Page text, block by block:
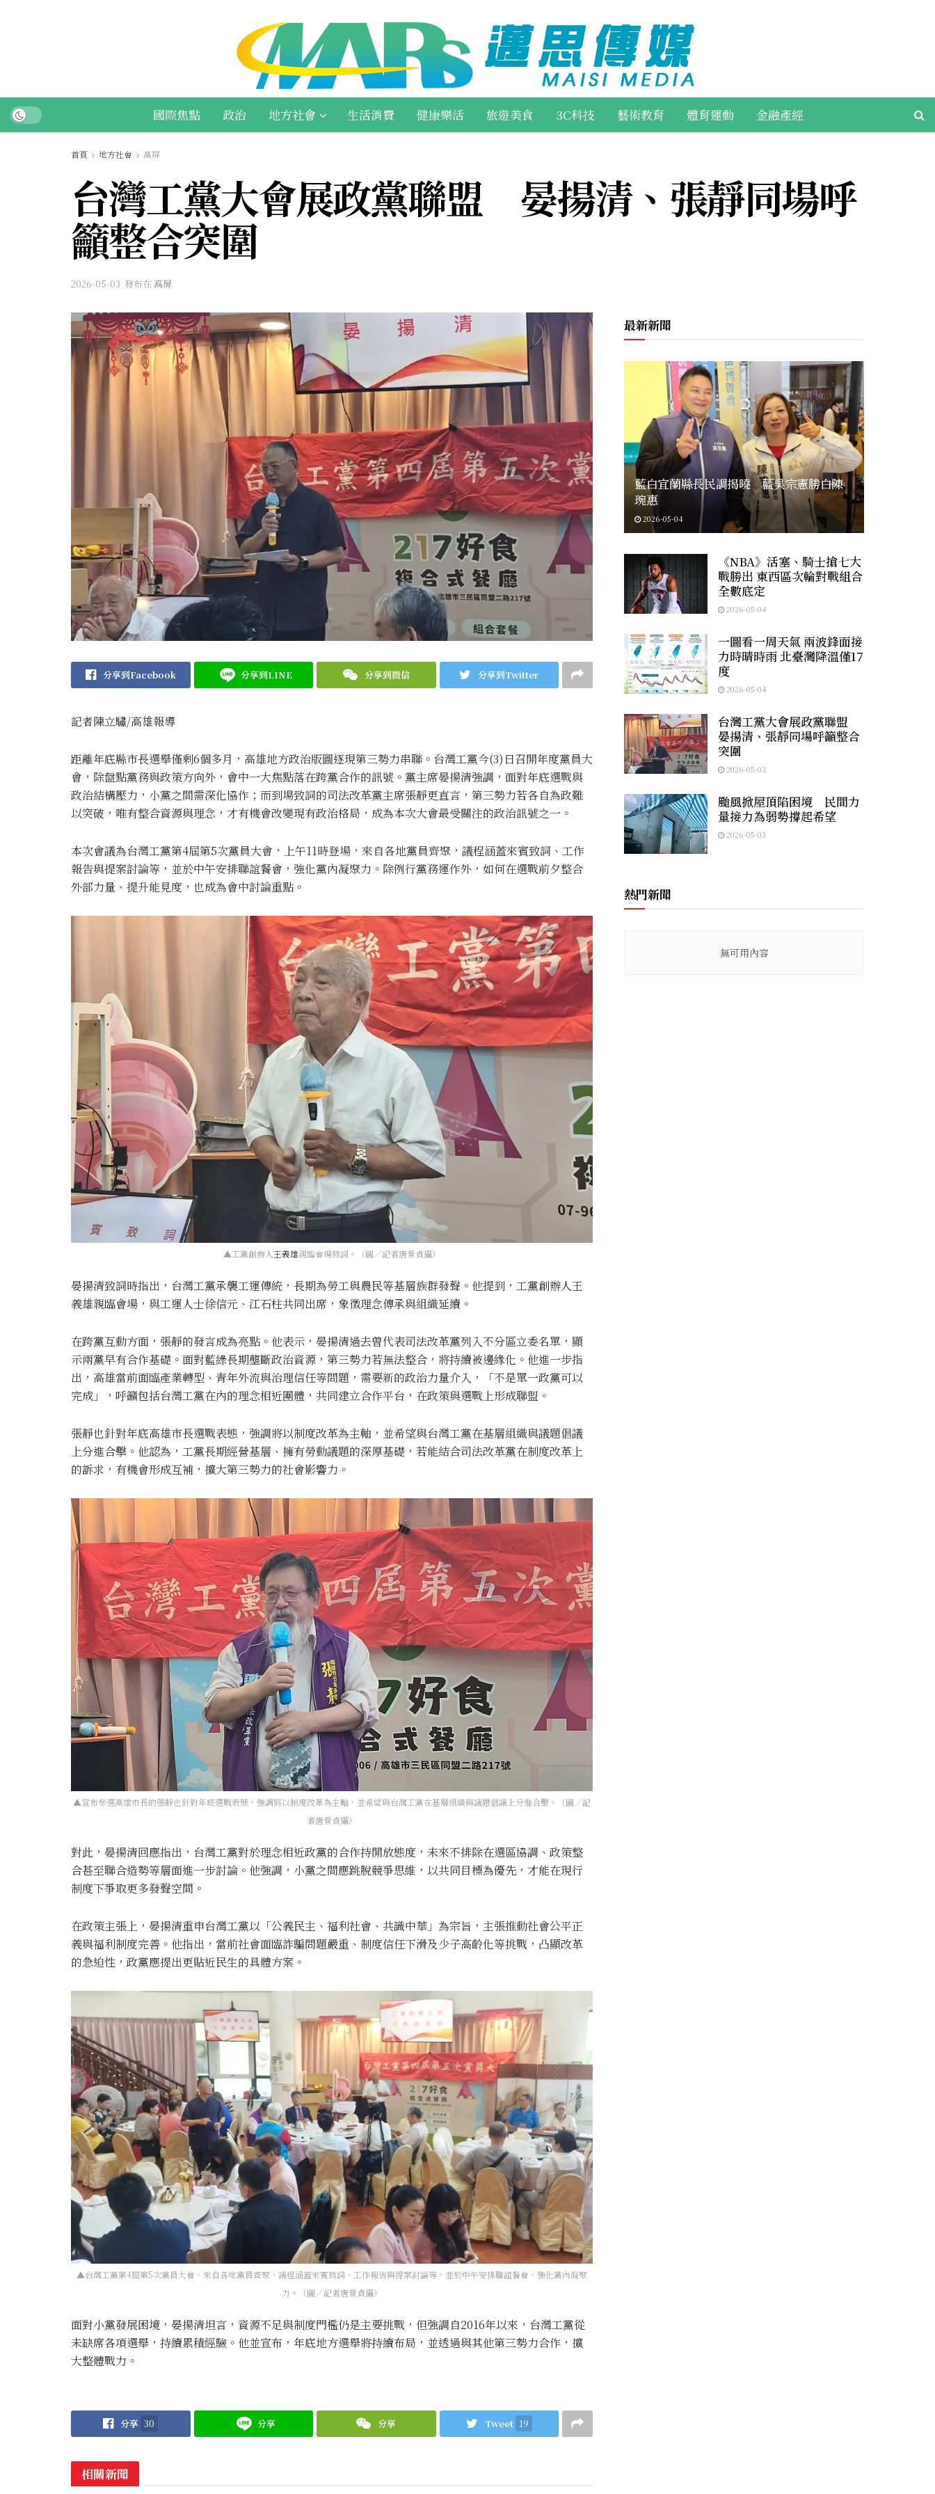
國際焦點 政治 地方社會 生活消費 健康樂活 旅遊美食 3C科技 藝術教育 體育運動 金融產經
首頁 地方社會 高屏
台灣工黨大會展政黨聯盟 晏揚清、張靜同場呼
籲整合突圍
2026-05-03 發布在 高屏
分享到Facebook 分享到LINE 分享到微信 分享到Twitter
記者陳立驌/高雄報導
距離年底縣市長選舉僅剩6個多月，高雄地方政治版圖逐現第三勢力串聯。台灣工黨今(3)日召開年度黨員大
會，除盤點黨務與政策方向外，會中一大焦點落在跨黨合作的訊號。黨主席晏揚清強調，面對年底選戰與
政治結構壓力，小黨之間需深化協作；而到場致詞的司法改革黨主席張靜更直言，第三勢力若各自為政難
以突破，唯有整合資源與理念，才有機會改變現有政治格局，成為本次大會最受關注的政治訊號之一。
本次會議為台灣工黨第4屆第5次黨員大會，上午11時登場，來自各地黨員齊聚，議程涵蓋來賓致詞、工作
報告與提案討論等，並於中午安排聯誼餐會，強化黨內凝聚力。除例行黨務運作外，如何在選戰前夕整合
外部力量、提升能見度，也成為會中討論重點。
▲工黨創辦人王義雄親臨會場致詞。（圖／記者唐景貞攝）
晏揚清致詞時指出，台灣工黨承襲工運傳統，長期為勞工與農民等基層族群發聲。他提到，工黨創辦人王
義雄親臨會場，與工運人士徐信元 、 江石柱共同出席，象徵理念傳承與組織延續。
在跨黨互動方面，張靜的發言成為亮點。他表示，晏揚清過去曾代表司法改革黨列入不分區立委名單，顯
示兩黨早有合作基礎。面對藍綠長期壟斷政治資源，第三勢力若無法整合，將持續被邊緣化。他進一步指
出，高雄當前面臨產業轉型、青年外流與治理信任等問題，需要新的政治力量介入，「不是單一政黨可以
完成」，呼籲包括台灣工黨在內的理念相近團體，共同建立合作平台，在政策與選戰上形成聯盟。
張靜也針對年底高雄市長選戰表態，強調將以制度改革為主軸，並希望與台灣工黨在基層組織與議題倡議
上分進合擊。他認為，工黨長期經營基層、擁有勞動議題的深厚基礎，若能結合司法改革黨在制度改革上
的訴求，有機會形成互補，擴大第三勢力的社會影響力。
▲宣布參選高雄市長的張靜也針對年底選戰表態，強調將以制度改革為主軸，並希望與台灣工黨在基層組織與議題倡議上分進合擊。（圖／記
者唐景貞攝）
對此，晏揚清回應指出，台灣工黨對於理念相近政黨的合作持開放態度，未來不排除在選區協調、政策整
合甚至聯合造勢等層面進一步討論。他強調，小黨之間應跳脫競爭思維，以共同目標為優先，才能在現行
制度下爭取更多發聲空間。
在政策主張上，晏揚清重申台灣工黨以「公義民主、福利社會、共識中華」為宗旨，主張推動社會公平正
義與福利制度完善。他指出，當前社會面臨詐騙問題嚴重、制度信任下滑及少子高齡化等挑戰，凸顯改革
的急迫性，政黨應提出更貼近民生的具體方案。
▲台灣工黨第4屆第5次黨員大會，來自各地黨員齊聚，議程涵蓋來賓致詞、工作報告與提案討論等，並於中午安排聯誼餐會，強化黨內凝聚
力。（圖／記者唐景貞攝）
面對小黨發展困境，晏揚清坦言，資源不足與制度門檻仍是主要挑戰，但強調自2016年以來，台灣工黨從
未缺席各項選舉，持續累積經驗。他並宣布，年底地方選舉將持續布局，並透過與其他第三勢力合作，擴
大整體戰力。
分享 30 分享 分享 Tweet 19
相關新聞
最新新聞
藍白宜蘭縣長民調揭曉 藍吳宗憲勝白陳
琬惠
2026-05-04
《NBA》活塞、騎士搶七大
戰勝出 東西區次輪對戰組合
全數底定
2026-05-04
一圖看一周天氣 兩波鋒面接
力時晴時雨 北臺灣降溫僅17
度
2026-05-04
台灣工黨大會展政黨聯盟
晏揚清、張靜同場呼籲整合
突圍
2026-05-03
颱風掀屋頂陷困境 民間力
量接力為弱勢撐起希望
2026-05-03
熱門新聞
無可用內容